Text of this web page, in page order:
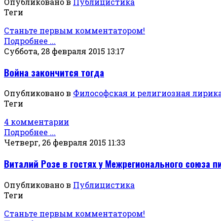
Теги
Станьте первым комментатором!
Подробнее ...
Суббота, 28 февраля 2015 13:17
Война закончится тогда
Опубликовано в Философская и религиозная
Теги
4 комментарии
Подробнее ...
Четверг, 26 февраля 2015 11:33
Виталий Розе в гостях у Межрегионального союза
Опубликовано в Публицистика
Теги
Станьте первым комментатором!